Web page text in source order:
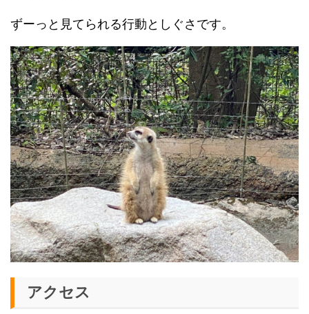
ずーっと見てられる行動としぐさです。
アクセス